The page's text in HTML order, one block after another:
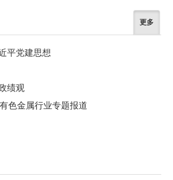
更多
平党建思想
绩观
色金属行业专题报道